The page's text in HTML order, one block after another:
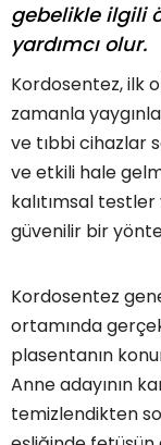
gebelikle ilgili
yardımcı olur.
Kordosentez, ilk
zamanla
ve tıbbi cihazlar
ve etkili hale
kalıtımsal
güvenilir bir
Kordosentez
ortamında
plasentanın
Anne adayının
temizlendikten